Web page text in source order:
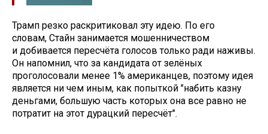
Трамп резко раскритиковал эту идею. По его
словам, Стайн занимается мошенничеством
и добивается пересчёта голосов только ради наживы.
Он напомнил, что за кандидата от зелёных
проголосовали менее 1% американцев, поэтому идея
является ни чем иным, как попыткой "набить казну
деньгами, большую часть которых она все равно не
потратит на этот дурацкий пересчёт".